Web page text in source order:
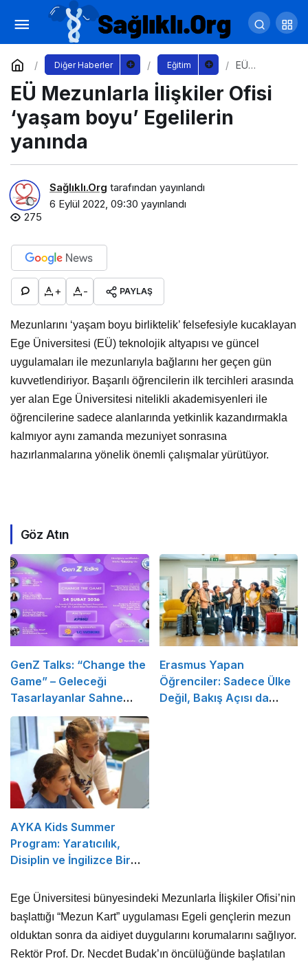
Diğer Haberler Eğitim
EÜ
İlişkiler Ofisi
‘yaşam
EÜ Mezunlarla İlişkiler Ofisi
‘yaşam boyu’ Egelilerin
yanında
Sağlıklı.Org tarafından yayınlandı
6 Eylül 2022, 09:30 yayınlandı
275
+ - PAYLAŞ
Mezunlarını ‘yaşam boyu birliktelik’ felsefesiyle kucaklayan
Ege Üniversitesi (EÜ) teknolojik altyapısı ve güncel
uygulamaları ile mezunlarıyla bağlarını her geçen gün
kuvvetlendiriyor. Başarılı öğrencilerin ilk tercihleri arasında
yer alan Ege Üniversitesi nitelikli akademisyenleri ile
öğrencilerine sadece alanlarında yetkinlik kazandırmakla
kalmıyor aynı zamanda mezuniyet sonrasına
hazırlanmalarına yönelik önemli çalışmalar yürütüyor.
Göz Atın
GenZ Talks: “Change the
Game” – Geleceği
Tasarlayanlar Sahne
Alıyor!
Erasmus Yapan
Öğrenciler: Sadece Ülke
Değil, Bakış Açısı da
AYKA Kids Summer
Program: Yaratıcılık,
Disiplin ve İngilizce Bir
Ege Üniversitesi bünyesindeki Mezunlarla İlişkiler Ofisi’nin
başlattığı “Mezun Kart” uygulaması Egeli gençlerin mezun
olduktan sonra da aidiyet duygularını korumalarını sağlıyor.
Rektör Prof. Dr. Necdet Budak’ın öncülüğünde başlatılan
EÜ Mezunlarla İlişkiler Ofisi ‘yaşam boyu’
Egelilerin yanında
Yorum Yap